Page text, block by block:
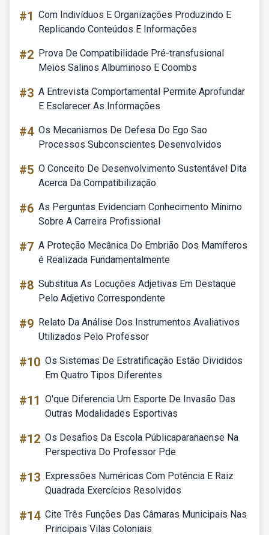
#1 Com Indivíduos E Organizações Produzindo E
Replicando Conteúdos E Informações
#2 Prova De Compatibilidade Pré-transfusional
Meios Salinos Albuminoso E Coombs
#3 A Entrevista Comportamental Permite Aprofundar
E Esclarecer As Informações
#4 Os Mecanismos De Defesa Do Ego Sao
Processos Subconscientes Desenvolvidos
#5 O Conceito De Desenvolvimento Sustentável Dita
Acerca Da Compatibilização
#6 As Perguntas Evidenciam Conhecimento Mínimo
Sobre A Carreira Profissional
#7 A Proteção Mecânica Do Embrião Dos Mamíferos
é Realizada Fundamentalmente
#8 Substitua As Locuções Adjetivas Em Destaque
Pelo Adjetivo Correspondente
#9 Relato Da Análise Dos Instrumentos Avaliativos
Utilizados Pelo Professor
#10 Os Sistemas De Estratificação Estão Divididos
Em Quatro Tipos Diferentes
#11 O'que Diferencia Um Esporte De Invasão Das
Outras Modalidades Esportivas
#12 Os Desafios Da Escola Públicaparanaense Na
Perspectiva Do Professor Pde
#13 Expressões Numéricas Com Potência E Raiz
Quadrada Exercícios Resolvidos
#14 Cite Três Funções Das Câmaras Municipais Nas
Principais Vilas Coloniais